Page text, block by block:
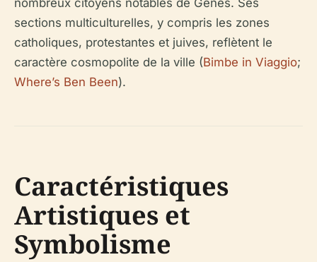
nombreux citoyens notables de Gênes. Ses
sections multiculturelles, y compris les zones
catholiques, protestantes et juives, reflètent le
caractère cosmopolite de la ville (Bimbe in Viaggio;
Where’s Ben Been).
Caractéristiques
Artistiques et
Symbolisme